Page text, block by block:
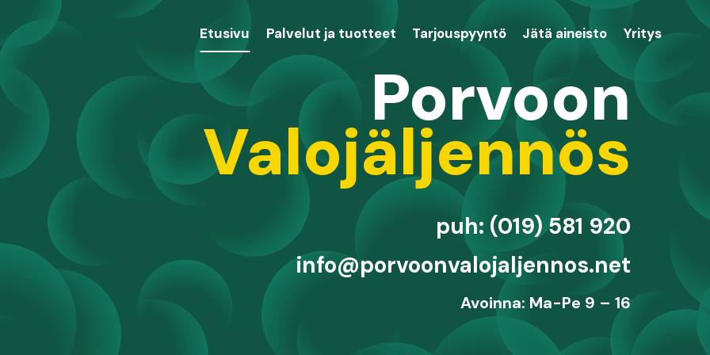
Etusivu Palvelut ja tuotteet Tarjouspyyntö Jätä aineisto Yritys
Porvoon
Valojäljennös
puh: (019) 581 920
info@porvoonvalojaljennos.net
Avoinna: Ma-Pe 9 – 16